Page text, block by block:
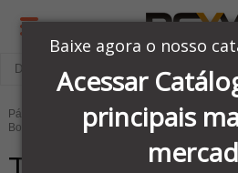
Baixe agora o nosso
Acessar
principais
Página Inicial
COMANDOS &
Botões, Seletores e Sinaleiros